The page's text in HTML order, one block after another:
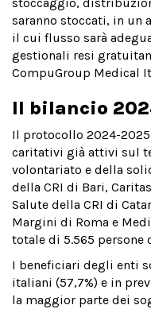
stoccaggio,
saranno stoccati, in un
il cui flusso sarà
gestionali resi
CompuGroup Medical
Il bilancio
Il protocollo 2024-
caritativi già attivi sul
volontariato e della
della CRI di Bari,
Salute della CRI di
Margini di Roma e
totale di 5.565 persone
I beneficiari degli enti
italiani (57,7%) e in
la maggior parte dei